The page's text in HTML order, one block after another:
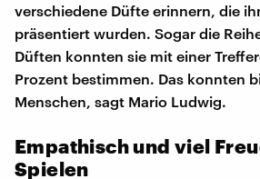
verschiedene Düfte erinnern, die
präsentiert wurden. Sogar die
Düften konnten sie mit einer
Prozent bestimmen. Das konnten
Menschen, sagt Mario Ludwig.
Empathisch und viel
Spielen